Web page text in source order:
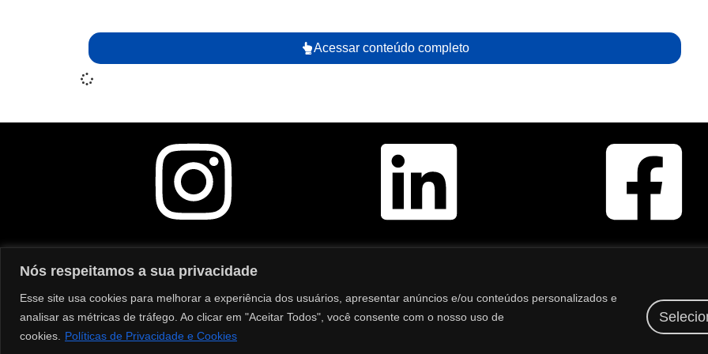
Nós respeitamos a sua privacidade
Esse site usa cookies para melhorar a experiência dos usuários, apresentar anúncios e/ou conteúdos personalizados e
analisar as métricas de tráfego. Ao clicar em "Aceitar Todos", você consente com o nosso uso de
cookies.
Políticas de Privacidade e Cookies
Acessar conteúdo completo
moderno e responsivo. Solicite um orçamento.